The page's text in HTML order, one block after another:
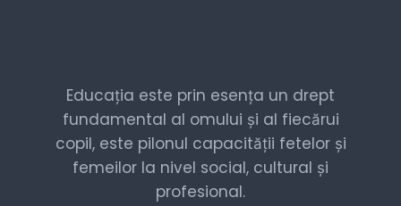
Educația este prin esența un drept
fundamental al omului și al fiecărui
copil, este pilonul capacității fetelor și
femeilor la nivel social, cultural și
profesional.